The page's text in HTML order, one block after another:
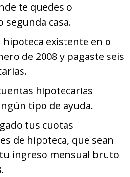
te quedes o
segunda casa.
hipoteca existente en o
de 2008 y pagaste seis
hipotecarias
tipo de ayuda.
tus cuotas
de hipoteca, que sean
tu ingreso mensual bruto